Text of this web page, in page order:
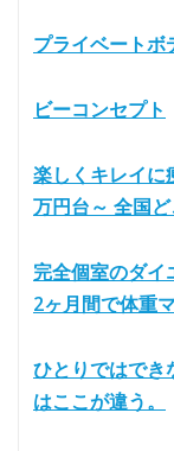
プライベートボ
ビーコンセプト
楽しくキレイに
万円台～ 全国
完全個室のダ
2ヶ月間で体重
ひとりではでき
はここが違う。